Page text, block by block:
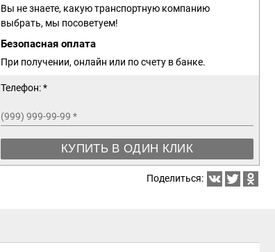
Вы не знаете, какую транспортную компанию
выбрать, мы посоветуем!
Безопасная оплата
При получении, онлайн или по счету в банке.
Телефон: *
(999) 999-99-99 *
КУПИТЬ В ОДИН КЛИК
Поделиться: